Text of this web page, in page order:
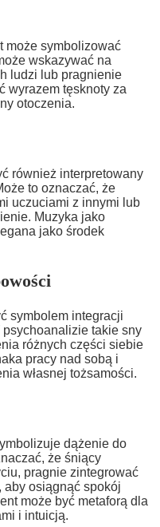
może symbolizować
wskazywać na
ludzi lub pragnienie
wyrazem tęsknoty za
otoczenia.
również interpretowany
to oznaczać, że
uczuciami z innymi lub
Muzyka jako
jako środek
symbolem integracji
takie sny
różnych części siebie
pracy nad sobą i
własnej tożsamości.
dążenie do
że śniący
pragnie zintegrować
aby osiągnąć spokój
może być metaforą dla
i intuicją.